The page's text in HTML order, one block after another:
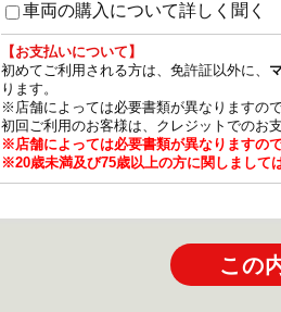
車両の購入について詳しく聞く
【お支払いについて】
初めてご利用される方は、免許証以外に、
ります。
※店舗によっては必要書類が異なりますの
初回ご利用のお客様は、クレジットでのお
※店舗によっては必要書類が異なりますの
※20歳未満及び75歳以上の方に関しまして
この